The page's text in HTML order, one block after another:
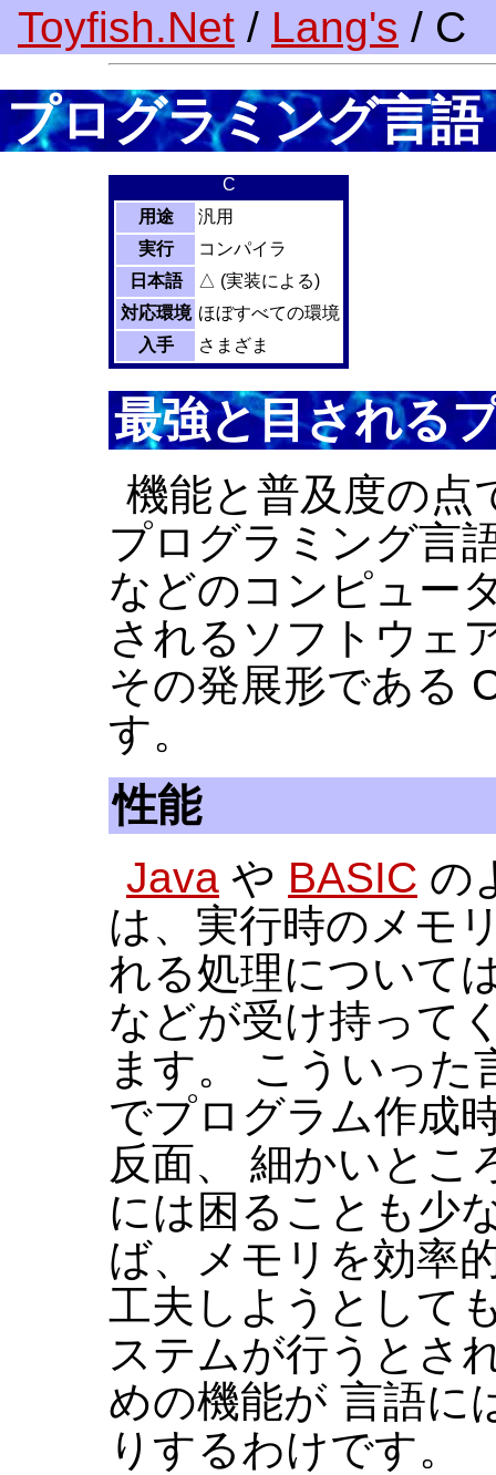
Toyfish.Net / Lang's / C
プログラミング言
C
用途
汎用
実行
コンパイラ
日本語
△ (実装による)
対応環境 ほぼすべての環境
入手
さまざま
最強と目される
機能と普及度の点
プログラミング言
などのコンピュー
されるソフトウェ
その発展形である
す。
性能
Java や BASIC の
は、実行時のメモ
れる処理について
などが受け持って
ます。 こういった
でプログラム作成
反面、 細かいとこ
には困ることも少
ば、メモリを効率
工夫しようとして
ステムが行うとさ
めの機能が 言語に
りするわけです。